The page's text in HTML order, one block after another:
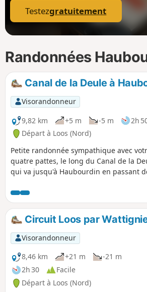
Testezgratuitement
Randonnées
Canal de la Deule à
Visorandonneur
9,82 km
+5 m -5 m 2h
Départ à Loos (Nord)
Petite randonnée sympathique avec
quatre pattes, le long du Canal de la
qui va jusqu'à Haubourdin en passant
Circuit Loos par
Visorandonneur
8,46 km
+21 m
-21 m
2h 30
Facile
Départ à Loos (Nord)